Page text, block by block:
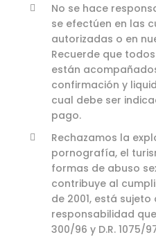
No se hace
se efectúen en las
autorizadas o en
Recuerde que
están
confirmación y
cual debe ser
pago.
Rechazamos la
pornografía, el
formas de abuso
contribuye al
de 2001, está
responsabilidad
300/96 y D.R. 1075/